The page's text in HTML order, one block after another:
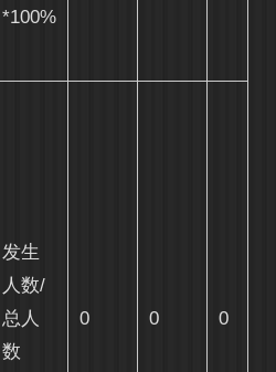
*100%
发生
人数/
总人
数
0 0 0